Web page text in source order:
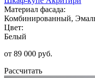
Материал фасада:
Комбинированный,
Цвет:
Белый
от 89 000 руб.
Рассчитать